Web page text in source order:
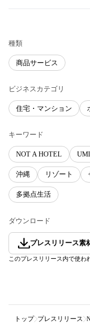
種類
商品サービス
ビジネスカテゴリ
住宅・マンション
キーワード
NOT A HOTEL
沖縄 リゾート
多拠点生活
ダウンロード
プレスリリース素
このプレスリリース内で使わ
トップ プレスリリース